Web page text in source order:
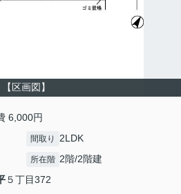
【区画図】
6,000円
間取り 2LDK
所在階 2階/2階建
５丁目372